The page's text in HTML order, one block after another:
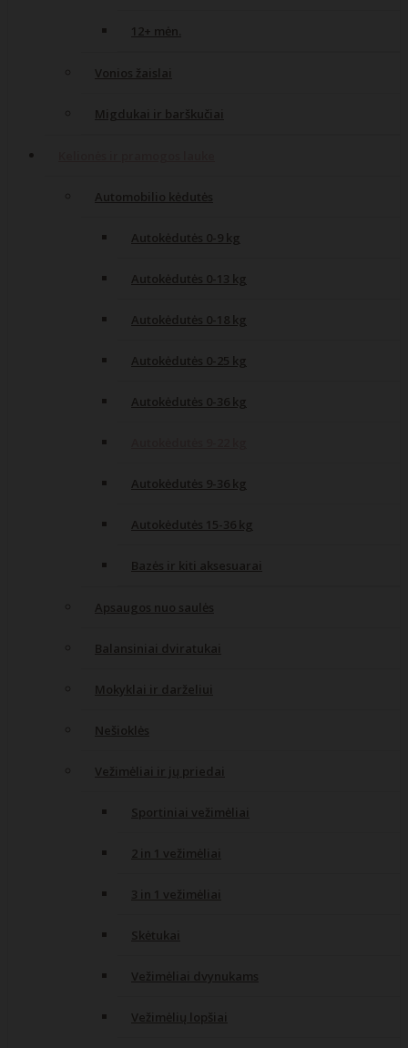
12+ mėn.
Vonios žaislai
Migdukai ir barškučiai
Automobilio kėdutės
Autokėdutės 0-9 kg
Autokėdutės 0-13 kg
Autokėdutės 0-18 kg
Autokėdutės 0-25 kg
Autokėdutės 0-36 kg
Autokėdutės 9-36 kg
Autokėdutės 15-36 kg
Bazės ir kiti aksesuarai
Apsaugos nuo saulės
Balansiniai dviratukai
Mokyklai ir darželiui
Nešioklės
Vežimėliai ir jų priedai
Sportiniai vežimėliai
2 in 1 vežimėliai
3 in 1 vežimėliai
Skėtukai
Vežimėliai dvynukams
Vežimėlių lopšiai